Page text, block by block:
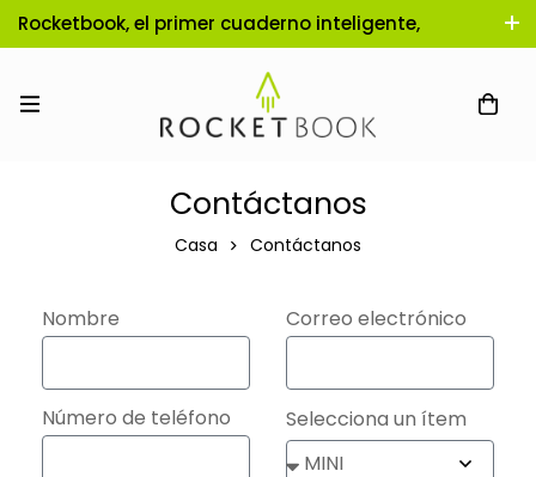
Rocketbook, el primer cuaderno inteligente,
reutilizable e infinito!
Contáctanos
Casa Contáctanos
Nombre Correo electrónico
Número de teléfono Selecciona un ítem